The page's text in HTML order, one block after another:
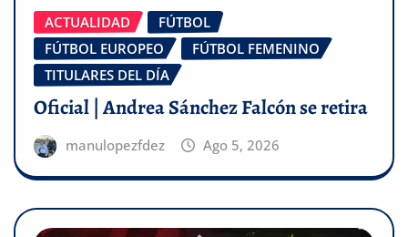
ACTUALIDAD
FÚTBOL
FÚTBOL EUROPEO
FÚTBOL FEMENINO
TITULARES DEL DÍA
Oficial | Andrea Sánchez Falcón se retira
manulopezfdez Ago 5, 2026